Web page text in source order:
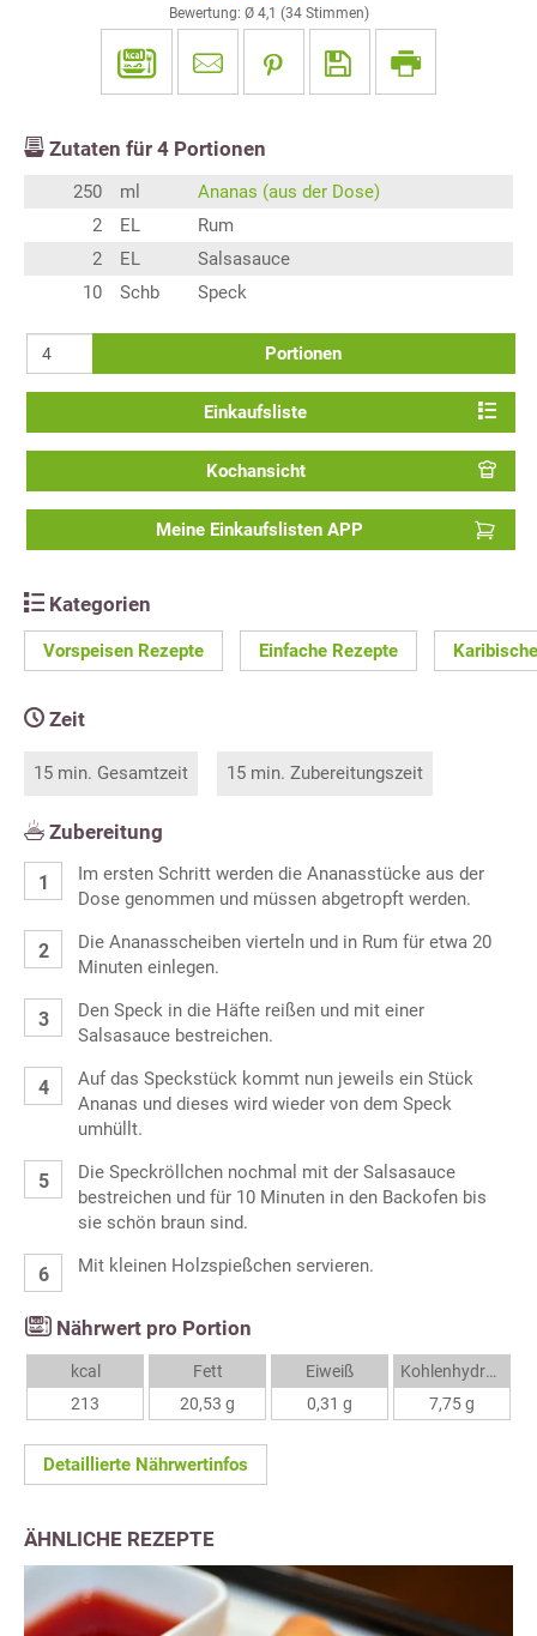
Bewertung: Ø 4,1 (34Stimmen)
Zutaten für 4 Portionen
250 ml
Ananas (aus der Dose)
2
EL
Rum
2
EL
Salsasauce
10
Schb Speck
Portionen
Einkaufsliste
Kochansicht
Meine Einkaufslisten APP
Kategorien
Vorspeisen Rezepte Einfache Rezepte
Zeit
15 min. Gesamtzeit 15 min. Zubereitungszeit
Zubereitung
Im ersten Schritt werden die Ananasstücke aus der
Dose genommen und müssen abgetrop­ft werden.
Die Ananasscheiben vierteln und in Rum für etwa 20
Minuten einlegen.
Den Speck in die Häfte reißen und mit einer
Salsasauce bestreichen.
Auf das Speckstück kommt nun jeweils ein Stück
Ananas und dieses wird wieder von dem Speck
umhüllt.
Die Speckröllchen nochmal mit der Salsasauce
bestreichen und für 10 Minuten in den Backofen bis
sie schön braun sind.
Mit kleinen Holzspießchen servieren.
Nährwert pro Portion
kcal
213
Fett
20,53 g
Eiweiß
0,31 g
Kohlenhydrate
7,75 g
Detaillierte Nährwertinfos
ÄHNLICHE REZEPTE